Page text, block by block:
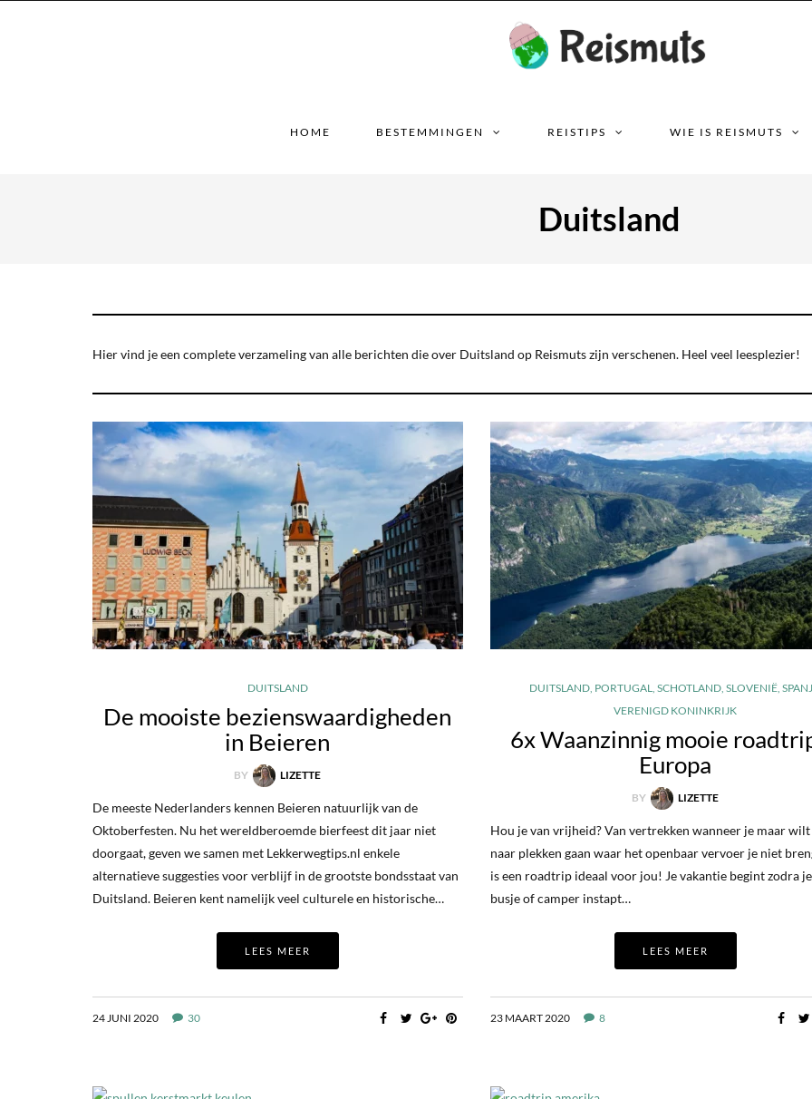
HOME BESTEMMINGEN REISTIPS WIE IS REISMUTS
Duitsland
Hier vind je een complete verzameling van alle berichten die over Duitsland op Reismuts zijn verschenen. Heel veel leesplezier!
DUITSLAND
De mooiste bezienswaardigheden
in Beieren
BY LIZETTE
De meeste Nederlanders kennen Beieren natuurlijk van de
Oktoberfesten. Nu het wereldberoemde bierfeest dit jaar niet
doorgaat, geven we samen met Lekkerwegtips.nl enkele
alternatieve suggesties voor verblijf in de grootste bondsstaat van
Duitsland. Beieren kent namelijk veel culturele en historische…
LEES MEER
24 JUNI 2020 30
DUITSLAND, PORTUGAL SCHOTLAND, SLOVENIË,
VERENIGD KONINKRIJK
6x Waanzinnig mooie
Europa
BY LIZETTE
Hou je van vrijheid? Van vertrekken wanneer je maar wilt
naar plekken gaan waar het openbaar vervoer je niet
is een roadtrip ideaal voor jou! Je vakantie begint zodra
busje of camper instapt…
LEES MEER
23 MAART 2020 8